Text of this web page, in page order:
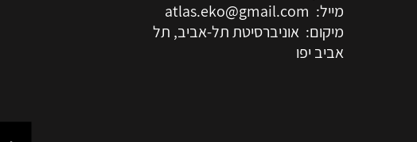
מייל: atlas.eko@gmail.com
מיקום: אוניברסיטת תל-אביב, תל
אביב יפו